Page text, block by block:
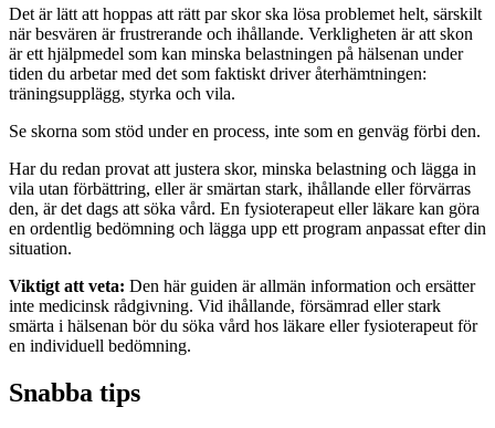
Det är lätt att hoppas att rätt par skor ska lösa problemet helt, särskilt
när besvären är frustrerande och ihållande. Verkligheten är att skon
är ett hjälpmedel som kan minska belastningen på hälsenan under
tiden du arbetar med det som faktiskt driver återhämtningen:
träningsupplägg, styrka och vila.
Se skorna som stöd under en process, inte som en genväg förbi den.
Har du redan provat att justera skor, minska belastning och lägga in
vila utan förbättring, eller är smärtan stark, ihållande eller förvärras
den, är det dags att söka vård. En fysioterapeut eller läkare kan göra
en ordentlig bedömning och lägga upp ett program anpassat efter din
situation.
Viktigt att veta: Den här guiden är allmän information och ersätter
inte medicinsk rådgivning. Vid ihållande, försämrad eller stark
smärta i hälsenan bör du söka vård hos läkare eller fysioterapeut för
en individuell bedömning.
Snabba tips